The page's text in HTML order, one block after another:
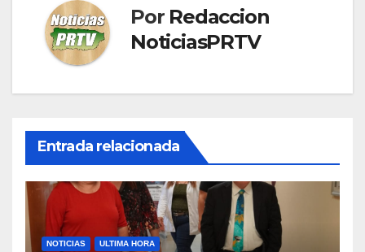
Por Redaccion
NoticiasPRTV
Entrada relacionada
NOTICIAS ULTIMA HORA